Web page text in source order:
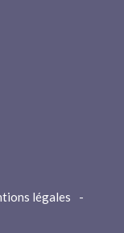
légales
-